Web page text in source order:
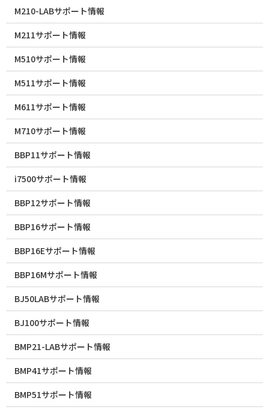
M210-LABサポート情報
M211サポート情報
M510サポート情報
M511サポート情報
M611サポート情報
M710サポート情報
BBP11サポート情報
i7500サポート情報
BBP12サポート情報
BBP16サポート情報
BBP16Eサポート情報
BBP16Mサポート情報
BJ50LABサポート情報
BJ100サポート情報
BMP21-LABサポート情報
BMP41サポート情報
BMP51サポート情報